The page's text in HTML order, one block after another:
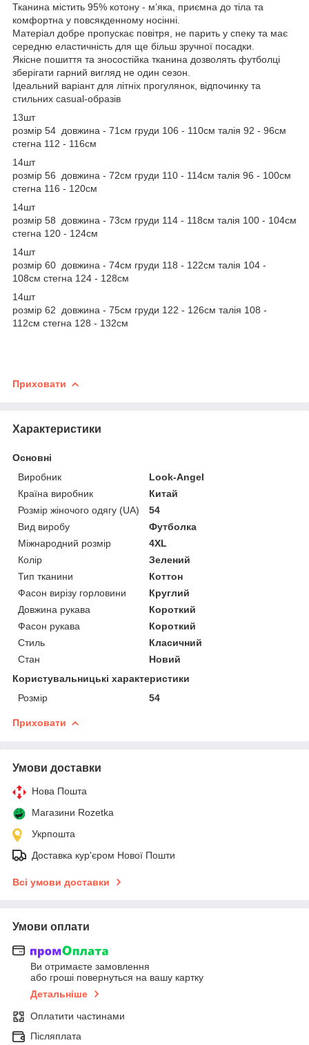
Тканина містить 95% котону - м’яка, приємна до тіла та
комфортна у повсякденному носінні.
Матеріал добре пропускає повітря, не парить у спеку та має
середню еластичність для ще більш зручної посадки.
Якісне пошиття та зносостійка тканина дозволять футболці
зберігати гарний вигляд не один сезон.
Ідеальний варіант для літніх прогулянок, відпочинку та
стильних casual-образів
13шт
розмір 54 довжина - 71см груди 106 - 110см талія 92 - 96см
стегна 112 - 116см
14шт
розмір 56 довжина - 72см груди 110 - 114см талія 96 - 100см
стегна 116 - 120см
14шт
розмір 58 довжина - 73см груди 114 - 118см талія 100 - 104см
стегна 120 - 124см
14шт
розмір 60 довжина - 74см груди 118 - 122см талія 104 -
108см стегна 124 - 128см
14шт
розмір 62 довжина - 75см груди 122 - 126см талія 108 -
112см стегна 128 - 132см
Приховати
Характеристики
Основні
Виробник
Look-Angel
Країна виробник
Китай
Розмір жіночого одягу (UA)
54
Вид виробу
Футболка
Міжнародний розмір
4XL
Колір
Зелений
Тип тканини
Коттон
Фасон вирізу горловини
Круглий
Довжина рукава
Короткий
Фасон рукава
Короткий
Стиль
Класичний
Стан
Новий
Користувальницькі характеристики
Розмір
54
Приховати
Умови доставки
Нова Пошта
Магазини Rozetka
Укрпошта
Доставка кур'єром Нової Пошти
Всі умови доставки
Умови оплати
Ви отримаєте замовлення
або гроші повернуться на вашу картку
Детальніше
Оплатити частинами
Післяплата